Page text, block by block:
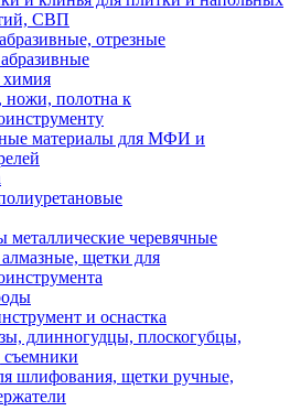
СВП
отрезные
полотна к
материалы для МФИ и
металлические черевячные
щетки для
и оснастка
длинногудцы, плоскогубцы,
шлифования, щетки ручные,